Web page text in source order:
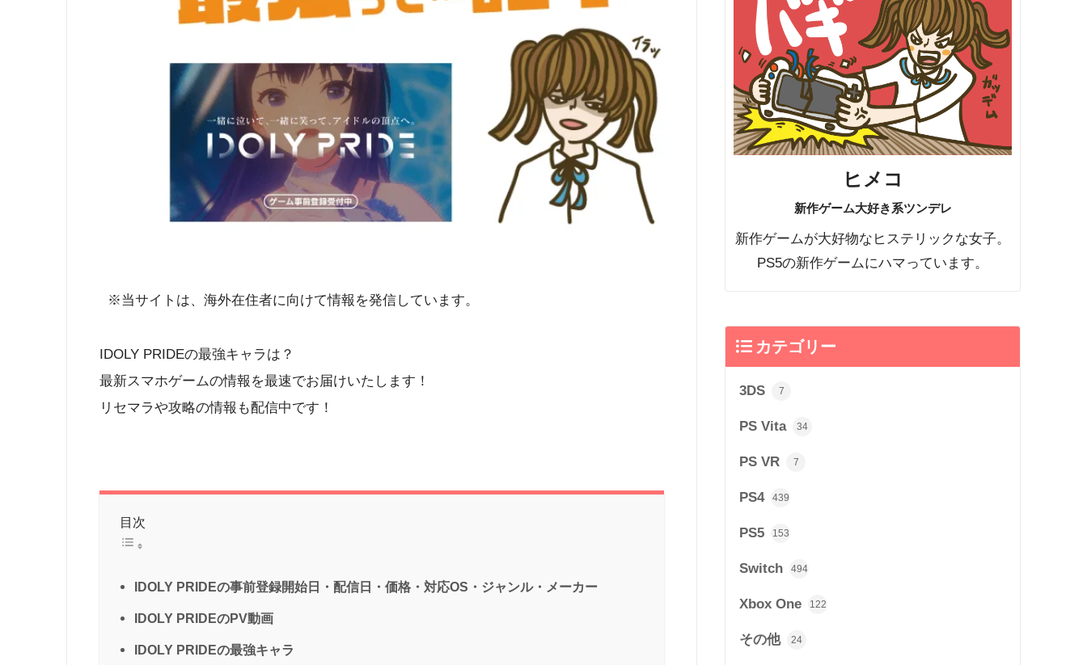
※当サイトは、海外在住者に向けて情報を発信しています。
IDOLY PRIDEの最強キャラは？
最新スマホゲームの情報を最速でお届けいたします！
リセマラや攻略の情報も配信中です！
目次
IDOLY PRIDEの事前登録開始日・配信日・価格・対応OS・ジャンル・メーカー
IDOLY PRIDEのPV動画
IDOLY PRIDEの最強キャラ
ヒメコ
新作ゲーム大好き系ツンデレ
新作ゲームが大好物なヒステリックな女子。
PS5の新作ゲームにハマっています。
カテゴリー
3DS 7
PS Vita 34
PS VR 7
PS4 439
PS5 153
Switch 494
Xbox One 122
その他 24